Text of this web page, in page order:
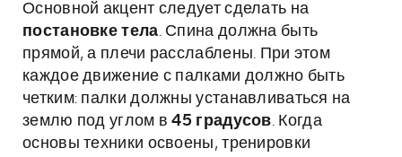
Основной акцент следует сделать на
постановке тела. Спина должна быть
прямой, а плечи расслаблены. При этом
каждое движение с палками должно быть
четким: палки должны устанавливаться на
землю под углом в45 градусов. Когда
основы техники освоены, тренировки